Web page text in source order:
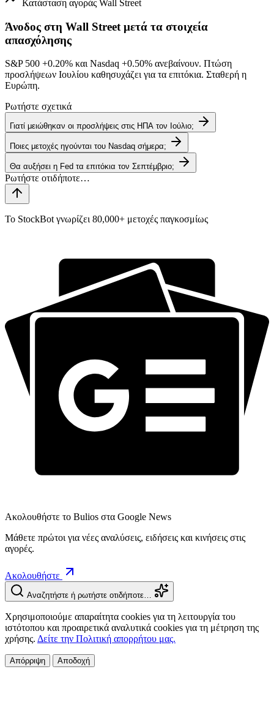
Κατάσταση αγοράς Wall Street
Άνοδος στη Wall Street μετά τα στοιχεία
απασχόλησης
S&P 500 +0.20% και Nasdaq +0.50% ανεβαίνουν. Πτώση
προσλήψεων Ιουλίου καθησυχάζει για τα επιτόκια. Σταθερή η
Ευρώπη.
Ρωτήστε σχετικά
Γιατί μειώθηκαν οι προσλήψεις στις ΗΠΑ τον Ιούλιο;
Ποιες μετοχές ηγούνται του Nasdaq σήμερα;
Θα αυξήσει η Fed τα επιτόκια τον Σεπτέμβριο;
Το StockBot γνωρίζει 80,000+ μετοχές παγκοσμίως
Ακολουθήστε το Bulios στα Google News
Μάθετε πρώτοι για νέες αναλύσεις, ειδήσεις και κινήσεις στις
αγορές.
Ακολουθήστε
Αναζητήστε ή ρωτήστε οτιδήποτε…
Χρησιμοποιούμε απαραίτητα cookies για τη λειτουργία του
ιστότοπου και προαιρετικά αναλυτικά cookies για τη μέτρηση της
χρήσης. Δείτε την Πολιτική απορρήτου μας.
Απόρριψη Αποδοχή